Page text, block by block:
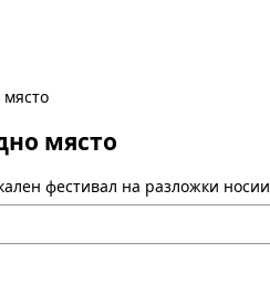
място
фестивал на разложки носии